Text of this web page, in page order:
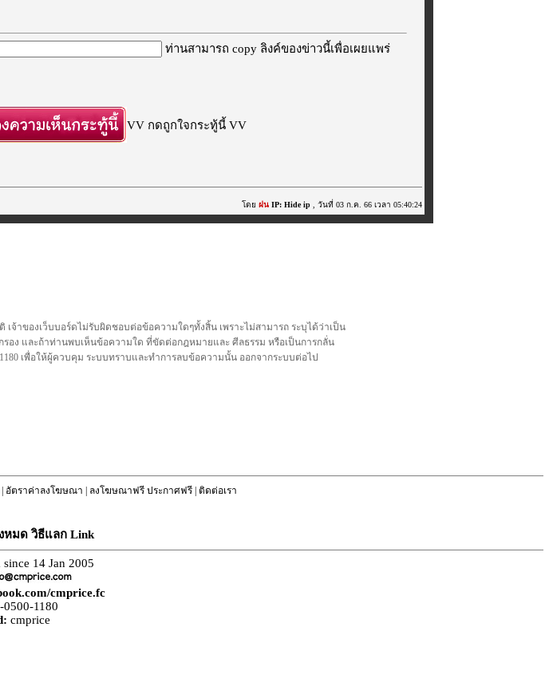
ท่านสามารถ copy ลิงค์ของข่าวนี้เพื่อเผยแพร่
VV กดถูกใจกระทู้นี้ VV
โดย ฝน IP: Hide ip , วันที่ 03 ก.ค. 66 เวลา 05:40:24
าของเว็บบอร์ดไม่รับผิดชอบต่อข้อความใดๆทั้งสิ้น เพราะไม่สามารถ ระบุได้ว่าเป็น
ง และถ้าท่านพบเห็นข้อความใด ที่ขัดต่อกฎหมายและ ศีลธรรม หรือเป็นการกลั่น
เพื่อให้ผู้ควบคุม ระบบทราบและทำการลบข้อความนั้น ออกจากระบบต่อไป
| อัตราค่าลงโฆษณา | ลงโฆษณาฟรี ประกาศฟรี| ติดต่อเรา
หมด วิธีแลก Link
14 Jan 2005
cmprice.fc
0500-1180
cmprice